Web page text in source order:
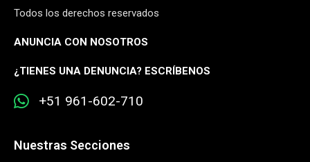
Todos los derechos reservados
ANUNCIA CON NOSOTROS
¿TIENES UNA DENUNCIA? ESCRÍBENOS
+51 961-602-710
Nuestras Secciones